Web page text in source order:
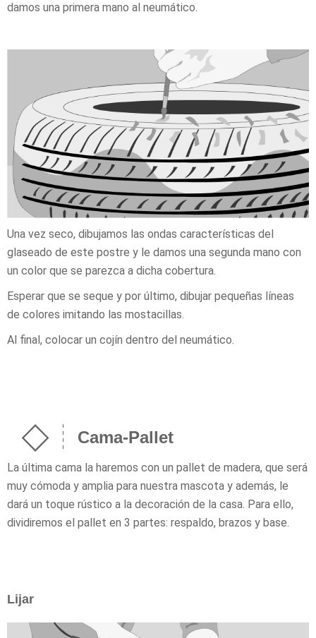
damos una primera mano al neumático.
Una vez seco, dibujamos las ondas características del
glaseado de este postre y le damos una segunda mano con
un color que se parezca a dicha cobertura.
Esperar que se seque y por último, dibujar pequeñas líneas
de colores imitando las mostacillas.
Al final, colocar un cojín dentro del neumático.
Cama-Pallet
La última cama la haremos con un pallet de madera, que será
muy cómoda y amplia para nuestra mascota y además, le
dará un toque rústico a la decoración de la casa. Para ello,
dividiremos el pallet en 3 partes: respaldo, brazos y base.
Lijar